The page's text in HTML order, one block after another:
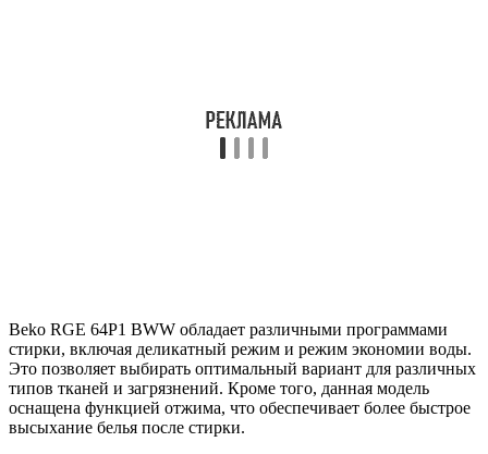
Beko RGE 64P1 BWW обладает различными программами
стирки, включая деликатный режим и режим экономии воды.
Это позволяет выбирать оптимальный вариант для различных
типов тканей и загрязнений. Кроме того, данная модель
оснащена функцией отжима, что обеспечивает более быстрое
высыхание белья после стирки.